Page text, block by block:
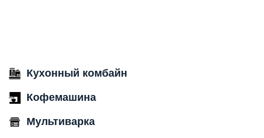
Кухонный комбайн
Кофемашина
Мультиварка